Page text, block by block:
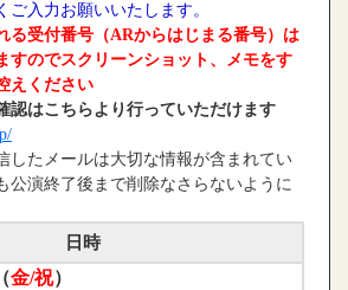
ご入力お願いいたします。
る受付番号（ARからはじまる番号）は
すのでスクリーンショット、メモをす
えください
はこちらより行っていただけます
したメールは大切な情報が含まれてい
公演終了後まで削除なさらないように
日時
金/祝）